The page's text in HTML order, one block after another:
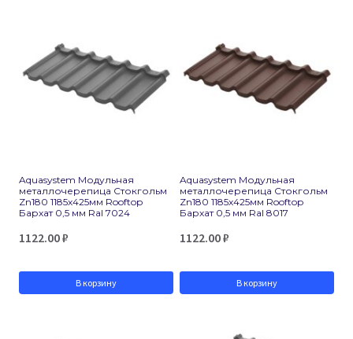
Aquasystem Модульная
металлочерепица Стокгольм
Zn180 1185х425мм Rooftop
Бархат 0,5 мм Ral 7024
1122.00₽
В корзину
Aquasystem Модульная
металлочерепица Стокгольм
Zn180 1185х425мм Rooftop
Бархат 0,5 мм Ral 8017
1122.00₽
В корзину